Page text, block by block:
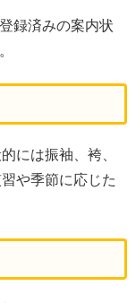
録済みの案内状
には振袖、袴、
や季節に応じた